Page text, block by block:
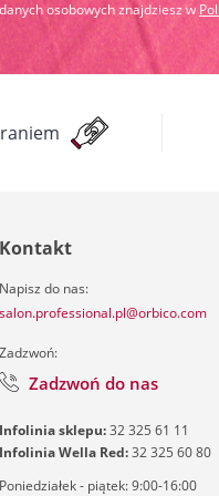
danych osobowych znajdziesz w
Kontakt
Napisz do nas:
salon.professional.pl@orbico.com
Zadzwoń:
Zadzwoń do nas
Infolinia sklepu:32 325 61 11
Infolinia Wella Red:32 325 60 80
Poniedziałek - piątek: 9:00-16:00